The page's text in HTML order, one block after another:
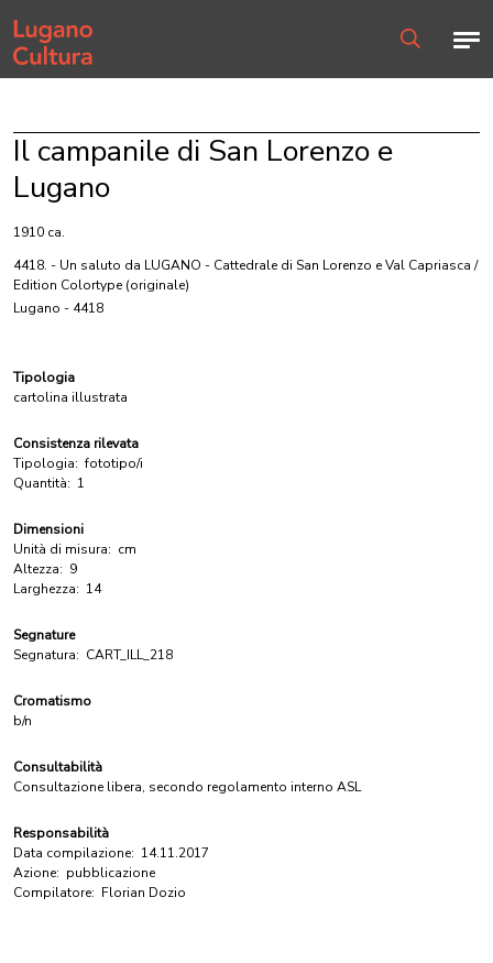
Home page
Il campanile di San Lorenzo e
Lugano
1910 ca.
4418. - Un saluto da LUGANO - Cattedrale di San Lorenzo e Val Capriasca /
Edition Colortype (originale)
Lugano - 4418
Tipologia
cartolina illustrata
Consistenza rilevata
Tipologia: fototipo/i
Quantità: 1
Dimensioni
Unità di misura: cm
Altezza: 9
Larghezza: 14
Segnature
Segnatura: CART_ILL_218
Cromatismo
b/n
Consultabilità
Consultazione libera, secondo regolamento interno ASL
Responsabilità
Data compilazione: 14.11.2017
Azione: pubblicazione
Compilatore: Florian Dozio